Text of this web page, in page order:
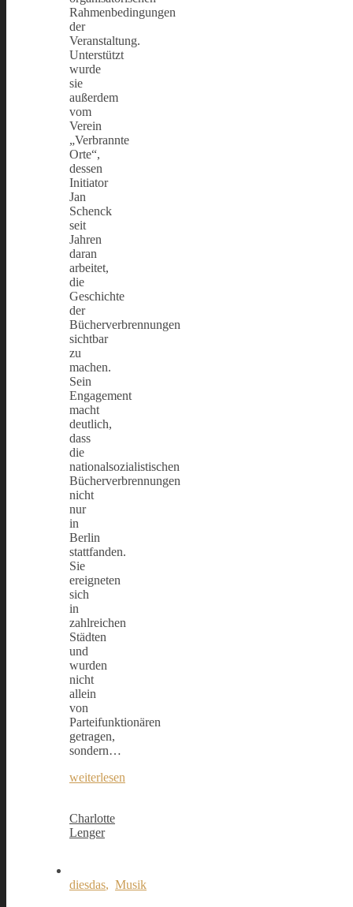
Rahmenbedingungen
der
Veranstaltung.
Unterstützt
wurde
sie
außerdem
vom
Verein
„Verbrannte
Orte“,
dessen
Initiator
Jan
Schenck
seit
Jahren
daran
arbeitet,
die
Geschichte
der
Bücherverbrennungen
sichtbar
zu
machen.
Sein
Engagement
macht
deutlich,
dass
die
nationalsozialistischen
Bücherverbrennungen
nicht
nur
in
Berlin
stattfanden.
Sie
ereigneten
sich
in
zahlreichen
Städten
und
wurden
nicht
allein
von
Parteifunktionären
getragen,
sondern…
weiterlesen
Charlotte
Lenger
diesdas, Musik